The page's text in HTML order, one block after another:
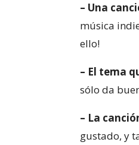
– Una
música
ello!
– El tema
sólo da
– La
gustado, y